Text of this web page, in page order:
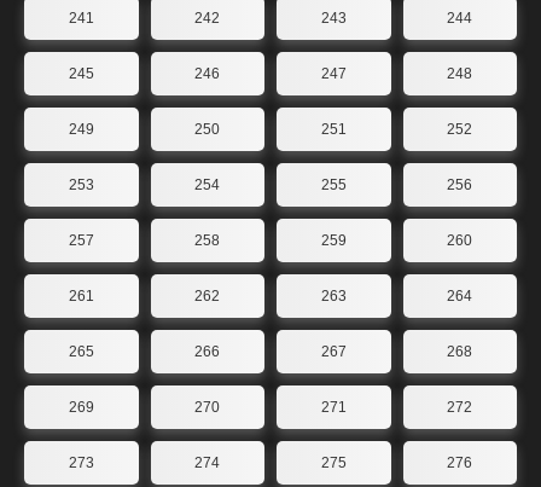
241 242 243 244
245 246 247 248
249 250 251 252
253 254 255 256
257 258 259 260
261 262 263 264
265 266 267 268
269 270 271 272
273 274 275 276